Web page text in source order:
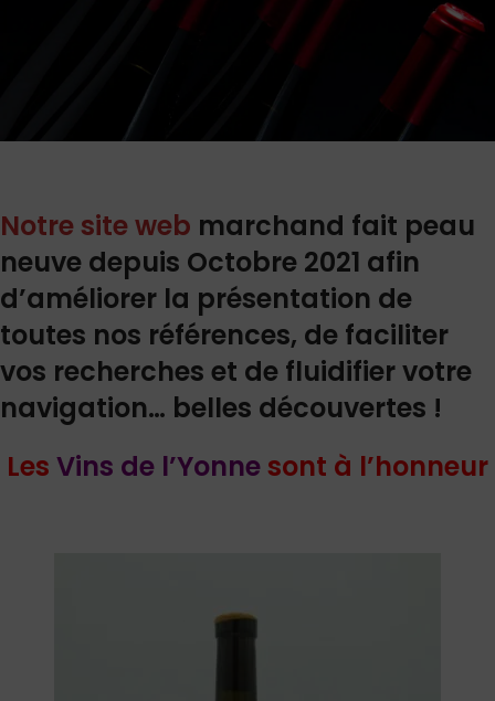
Notre site web marchand fait peau
neuve depuis Octobre 2021 afin
d’améliorer la présentation de
toutes nos références, de faciliter
vos recherches et de fluidifier votre
navigation… belles découvertes !
Les Vins de l’Yonnesont à l’honneur